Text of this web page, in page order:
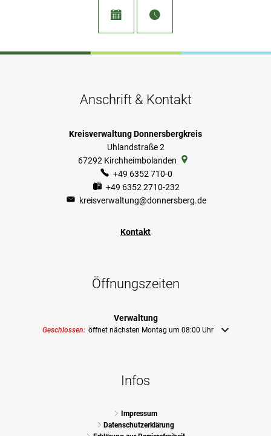
Anschrift & Kontakt
Kreisverwaltung Donnersbergkreis
Uhlandstraße 2
67292 Kirchheimbolanden
+49 6352 710-0
+49 6352 2710-232
kreisverwaltung@donnersberg.de
Kontakt
Öffnungszeiten
Verwaltung
Klicken, um weitere Öffnungs- oder Schließzeiten auszublenden
Geschlossen: öffnet nächsten Montag um 08:00 Uhr
Infos
Impressum
Datenschutzerklärung